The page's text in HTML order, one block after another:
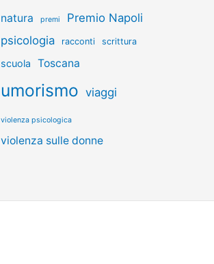
natura premi
Premio Napoli
psicologia
racconti scrittura
scuola Toscana
umorismo viaggi
violenza psicologica
violenza sulle donne